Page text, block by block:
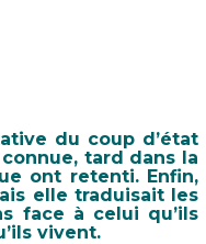
du coup d’état
tard dans la
ont retenti. Enfin,
elle traduisait les
face à celui qu’ils
vivent.